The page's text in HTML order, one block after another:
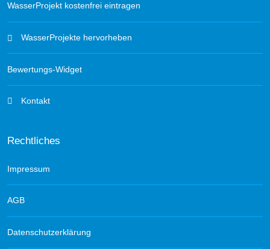
WasserProjekt kostenfrei eintragen
WasserProjekte hervorheben
Bewertungs-Widget
Kontakt
Rechtliches
Impressum
AGB
Datenschutzerklärung